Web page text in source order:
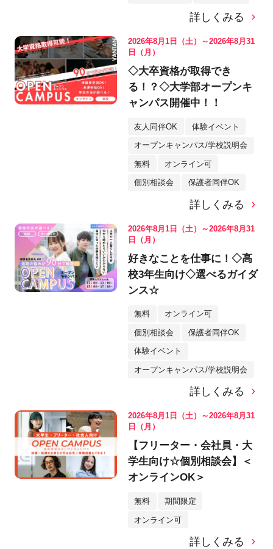
詳しくみる
2026年8月1日（土）～2026年8月31
日（月）
◇大卒資格が取得でき
る！？◇大学部オープンキ
ャンパス開催中！！
友人同伴OK 体験イベント
オープンキャンパス/学校説明会
無料 オンライン可
個別相談会 保護者同伴OK
詳しくみる
2026年8月1日（土）～2026年8月31
日（月）
好きなことを仕事に！◇高
校3年生向け◇選べるガイダ
ンス☆
無料 オンライン可
個別相談会 保護者同伴OK
体験イベント
オープンキャンパス/学校説明会
詳しくみる
2026年8月1日（土）～2026年8月31
日（月）
【フリーター・会社員・大
学生向け☆個別相談会】＜
オンラインOK＞
無料 期間限定
オンライン可
詳しくみる